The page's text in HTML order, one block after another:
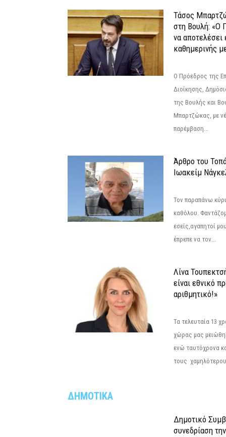
Τάσος
στη Βουλή: «Ο
να αποτελέσει
καθημερινής
Ο Πρόεδρος της
Διοίκησης,
της Βουλής και
Μπαρτζώκας, με
παρέμβαση...
Άρθρο του
Ιωακείμ
Τον παραπάνω
καθόλου.
εσείς,αγαπητοί
έπρεπε να τον...
Λίνα
είναι εθνικό
αριθμητικό!»
Τα τελευταία 13
χώρας μας
ενώ ταυτόχρονα
τους
ΔΗΜΟΤΙΚΑ
Δημοτικό
συνεδρίαση